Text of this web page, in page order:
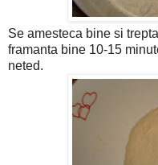
Se amesteca bine si
framanta bine 10-15
neted.